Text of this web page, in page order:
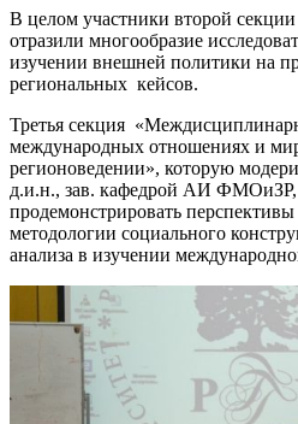
В целом участники второй
отразили многообразие
изучении внешней политики на
региональных кейсов.
Третья секция
международных отношениях и
регионоведении», которую
д.и.н., зав. кафедрой АИ ФМОиЗР,
продемонстрировать
методологии социального
анализа в изучении